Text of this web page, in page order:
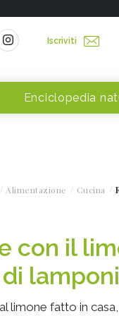
Iscriviti
Enciclopedia
Alimentazione Cucina
con il
lamponi
limone fatto in